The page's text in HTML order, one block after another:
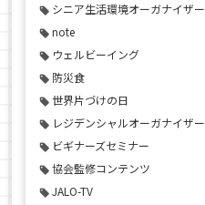
シニア生活環境オーガナイザー
note
ウェルビーイング
防災食
世界片づけの日
レジデンシャルオーガナイザー
ビギナーズセミナー
協会監修コンテンツ
JALO-TV